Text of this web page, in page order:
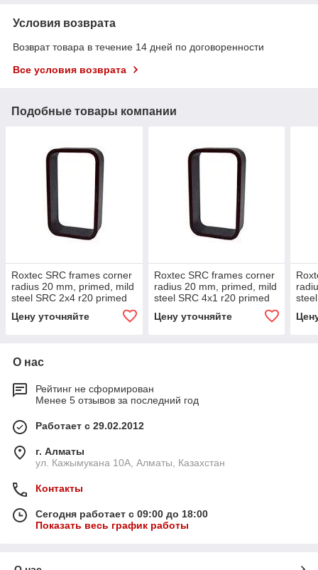
Условия возврата
Возврат товара в течение 14 дней по договоренности
Все условия возврата
Подобные товары компании
Roxtec SRC frames corner
radius 20 mm, primed, mild
steel SRC 2x4 r20 primed
Цену уточняйте
Roxtec SRC frames corner
radius 20 mm, primed, mild
steel SRC 4x1 r20 primed
Цену уточняйте
О нас
Рейтинг не сформирован
Менее 5 отзывов за последний год
Работает с 29.02.2012
г. Алматы
ул. Кажымукана 10А, Алматы, Казахстан
Контакты
Сегодня работает с 09:00 до 18:00
Показать весь график работы